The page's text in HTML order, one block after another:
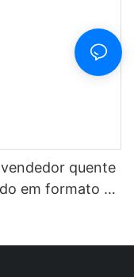
quente
em formato de